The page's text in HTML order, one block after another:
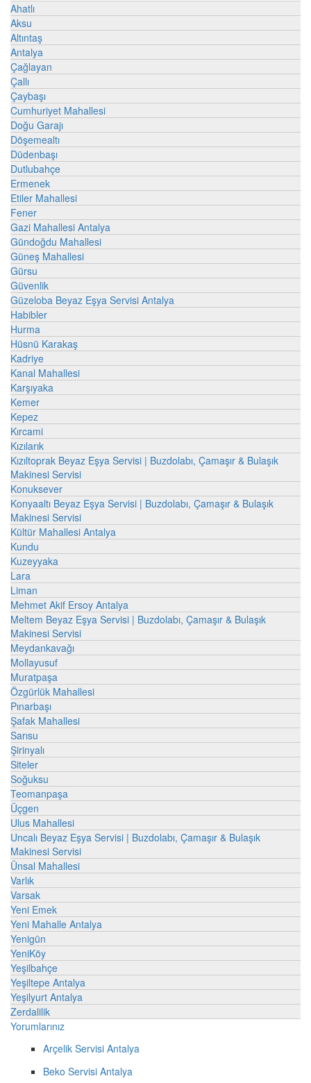
Ahatlı
Aksu
Altıntaş
Antalya
Çağlayan
Çallı
Çaybaşı
Cumhuriyet Mahallesi
Doğu Garajı
Döşemealtı
Düdenbaşı
Dutlubahçe
Ermenek
Etiler Mahallesi
Fener
Gazi Mahallesi Antalya
Gündoğdu Mahallesi
Güneş Mahallesi
Gürsu
Güvenlik
Güzeloba Beyaz Eşya Servisi Antalya
Habibler
Hurma
Hüsnü Karakaş
Kadriye
Kanal Mahallesi
Karşıyaka
Kemer
Kepez
Kırcami
Kızılarık
Kızıltoprak Beyaz Eşya Servisi | Buzdolabı, Çamaşır & Bulaşık
Makinesi Servisi
Konuksever
Konyaaltı Beyaz Eşya Servisi | Buzdolabı, Çamaşır & Bulaşık
Makinesi Servisi
Kültür Mahallesi Antalya
Kundu
Kuzeyyaka
Lara
Liman
Mehmet Akif Ersoy Antalya
Meltem Beyaz Eşya Servisi | Buzdolabı, Çamaşır & Bulaşık
Makinesi Servisi
Meydankavağı
Mollayusuf
Muratpaşa
Özgürlük Mahallesi
Pınarbaşı
Şafak Mahallesi
Sarısu
Şirinyalı
Siteler
Soğuksu
Teomanpaşa
Üçgen
Ulus Mahallesi
Uncalı Beyaz Eşya Servisi | Buzdolabı, Çamaşır & Bulaşık
Makinesi Servisi
Ünsal Mahallesi
Varlık
Varsak
Yeni Emek
Yeni Mahalle Antalya
Yenigün
YeniKöy
Yeşilbahçe
Yeşiltepe Antalya
Yeşilyurt Antalya
Zerdalilik
Yorumlarınız
Arçelik Servisi Antalya
Beko Servisi Antalya